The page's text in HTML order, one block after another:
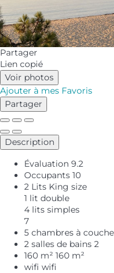
Partager
Lien copié
Voir photos
Ajouter à mes Favoris
Partager
Description
Évaluation 9.2
Occupants 10
2 Lits King size
1 lit double
4 lits simples
7
5 chambres à
2 salles de bains 2
160 m² 160 m²
wifi wifi